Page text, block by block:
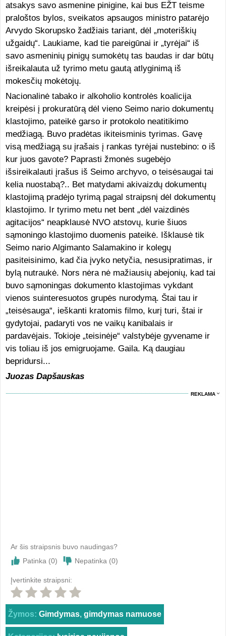
atsakys savo asmenine pinigine, kai bus EŽT teisme
praloštos bylos, sveikatos apsaugos ministro patarėjo
Arvydo Skorupsko žadžiais tariant, dėl „moteriškių
užgaidų“. Laukiame, kad tie pareigūnai ir „tyrėjai“ iš
savo asmeninių pinigų sumokėtų tas baudas ir dar būtų
išreikalauta už tyrimo metu gautą atlyginimą iš
mokesčių mokėtojų.
Nacionalinė tabako ir alkoholio kontrolės koalicija
kreipėsi į prokuratūrą dėl vieno Seimo nario dokumentų
klastojimo, pateikė garso ir protokolo neatitikimo
medžiagą. Buvo pradėtas ikiteisminis tyrimas. Gavę
visą medžiagą su įrašais į rankas tyrėjai nustebino: o iš
kur juos gavote? Paprasti žmonės sugebėjo
išsireikalauti įrašus iš Seimo archyvo, o teisėsaugai tai
kelia nuostabą?.. Bet matydami akivaizdų dokumentų
klastojimą pradėjo tyrimą pagal straipsnį dėl dokumentų
klastojimo. Ir tyrimo metu net bent „dėl vaizdinės
agitacijos“ neapklausė NVO atstovų, kurie šiuos
sąmoningo klastojimo duomenis pateikė. Išklausė tik
Seimo nario Algimanto Salamakino ir kolegų
pasiteisinimo, kad čia įvyko netyčia, nesusipratimas, ir
bylą nutraukė. Nors nėra nė mažiausių abejonių, kad tai
buvo sąmoningas dokumento klastojimas vykdant
vienos suinteresuotos grupės nurodymą. Štai tau ir
„teisėsauga“, ieškanti kratomis filmo, kurį turi, štai ir
gydytojai, padaryti vos ne vaikų kanibalais ir
pardavėjais. Tokioje „teisinėje“ valstybėje gyvename ir
vis toliau iš jos emigruojame. Gaila. Ką daugiau
bepridursi...
Juozas Dapšauskas
REKLAMA
Ar šis straipsnis buvo naudingas?
Patinka (0) Nepatinka (0)
Įvertinkite straipsni:
Žymos: Gimdymas, gimdymas namuose